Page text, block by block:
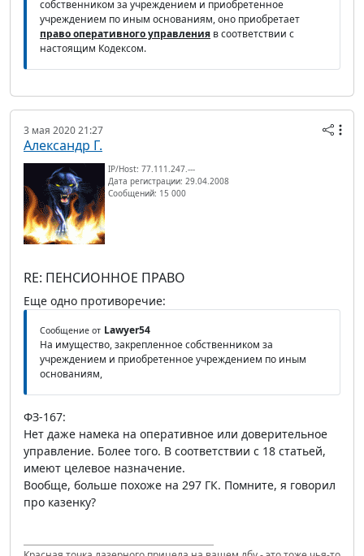
собственником за учреждением и приобретенное
учреждением по иным основаниям, оно приобретает
право оперативного управления в соответствии с
настоящим Кодексом.
3 мая 2020 21:27
Александр Г.
IP/Host: 77.111.247.---
Дата регистрации: 29.04.2008
Сообщений: 15 000
RE: ПЕНСИОННОЕ ПРАВО
Еще одно противоречие:
Сообщение от Lawyer54
На имущество, закрепленное собственником за
учреждением и приобретенное учреждением по иным
основаниям,
ФЗ-167:
Нет даже намека на оперативное или доверительное
управление. Более того. В соответствии с 18 статьей,
имеют целевое назначение.
Вообще, больше похоже на 297 ГК. Помните, я говорил
про казенку?